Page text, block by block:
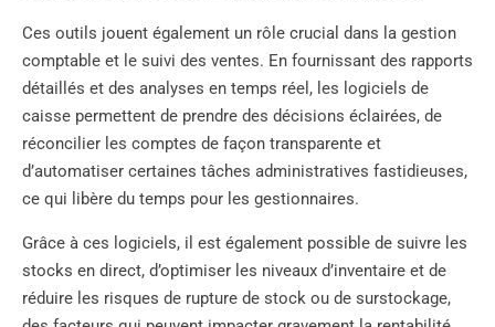
Ces outils jouent également un rôle crucial dans la gestion
comptable et le suivi des ventes. En fournissant des rapports
détaillés et des analyses en temps réel, les logiciels de
caisse permettent de prendre des décisions éclairées, de
réconcilier les comptes de façon transparente et
d’automatiser certaines tâches administratives fastidieuses,
ce qui libère du temps pour les gestionnaires.
Grâce à ces logiciels, il est également possible de suivre les
stocks en direct, d’optimiser les niveaux d’inventaire et de
réduire les risques de rupture de stock ou de surstockage,